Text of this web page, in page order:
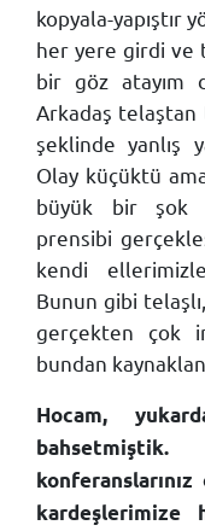
kopyala-yapıştır
her yere girdi ve
bir göz atayım
Arkadaş telaştan
şeklinde yanlış
Olay küçüktü
büyük bir şok
prensibi
kendi
Bunun gibi
gerçekten çok
bundan
Hocam,
kardeşlerimize